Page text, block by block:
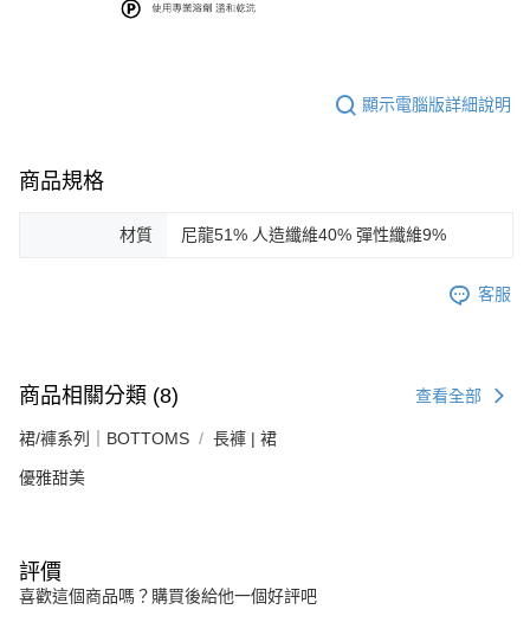
顯示電腦版詳細說明
商品規格
材質 尼龍51% 人造纖維40% 彈性纖維9%
客服
商品相關分類 (8) 查看全部
裙/褲系列｜BOTTOMS 長褲 | 裙
優雅甜美
評價
喜歡這個商品嗎？購買後給他一個好評吧